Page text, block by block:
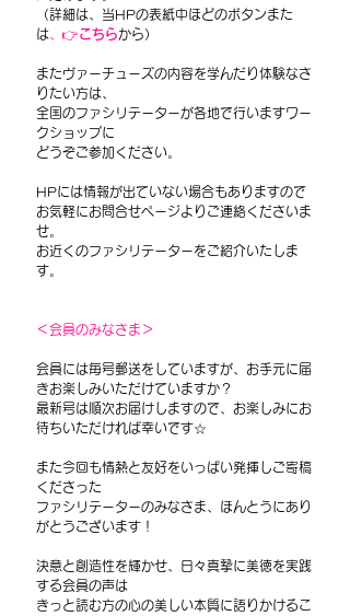
（詳細は、当HPの表紙中ほどのボタンまた
は 、👉こちらから）
またヴァーチューズの内容を学んだり体験なさ
りたい方は、
全国のファシリテーターが各地で行いますワー
クショップに
どうぞご参加ください。
HPには情報が出ていない場合もありますので
お気軽にお問合せページよりご連絡くださいま
せ。
お近くのファシリテーターをご紹介いたしま
す。
＜会員のみなさま＞
会員には毎号郵送をしていますが、お手元に届
きお楽しみいただけていますか？
最新号は順次お届けしますので、お楽しみにお
待ちいただければ幸いです☆
また今回も情熱と友好をいっぱい発揮しご寄稿
くださった
ファシリテーターのみなさま、ほんとうにあり
がとうございます！
決意と創造性を輝かせ、日々真摯に美徳を実践
する会員の声は
きっと読む方の心の美しい本質に語りかけるこ